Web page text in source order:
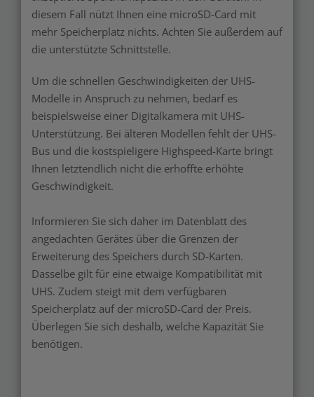
diesem Fall nützt Ihnen eine microSD-Card mit
mehr Speicherplatz nichts. Achten Sie außerdem auf
die unterstützte Schnittstelle.
Um die schnellen Geschwindigkeiten der UHS-
Modelle in Anspruch zu nehmen, bedarf es
beispielsweise einer Digitalkamera mit UHS-
Unterstützung. Bei älteren Modellen fehlt der UHS-
Bus und die kostspieligere Highspeed-Karte bringt
Ihnen letztendlich nicht die erhoffte erhöhte
Geschwindigkeit.
Informieren Sie sich daher im Datenblatt des
angedachten Gerätes über die Grenzen der
Erweiterung des Speichers durch SD-Karten.
Dasselbe gilt für eine etwaige Kompatibilität mit
UHS. Zudem steigt mit dem verfügbaren
Speicherplatz auf der microSD-Card der Preis.
Überlegen Sie sich deshalb, welche Kapazität Sie
benötigen.